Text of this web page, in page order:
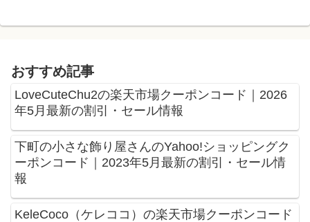
おすすめ記事
LoveCuteChu2の楽天市場クーポンコード｜2026
年5月最新の割引・セール情報
下町の小さな飾り屋さんのYahoo!ショッピングク
ーポンコード｜2023年5月最新の割引・セール情
報
KeleCoco（ケレココ）の楽天市場クーポンコード